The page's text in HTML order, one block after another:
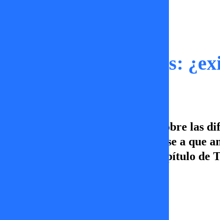
Actores VS. Músicos:
En Tal Cual abrimos el debate sobre las
momento de recibir recursos, pese a que
cultura. Disfruta de un nuevo capítulo de